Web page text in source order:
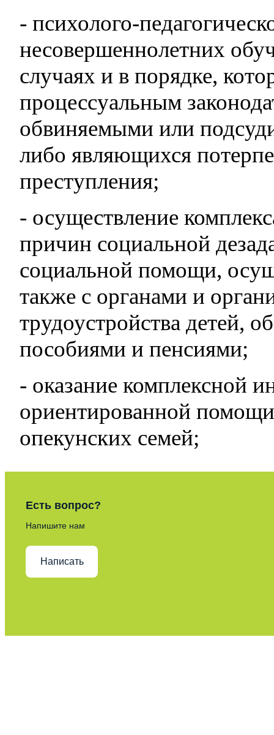
- психолого-
несовершеннолетних
случаях и в порядке,
процессуальным
обвиняемыми или
либо являющихся
преступления;
- осуществление
причин социальной
социальной помощи,
также с органами и
трудоустройства детей,
пособиями и пенсиями;
- оказание комплексной
ориентированной
опекунских семей;
Есть вопрос?
Напишите нам
Написать